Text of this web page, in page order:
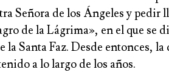
Señora de los Ángeles y pedir
de la Lágrima», en el que se
Santa Faz. Desde entonces, la
a lo largo de los años.